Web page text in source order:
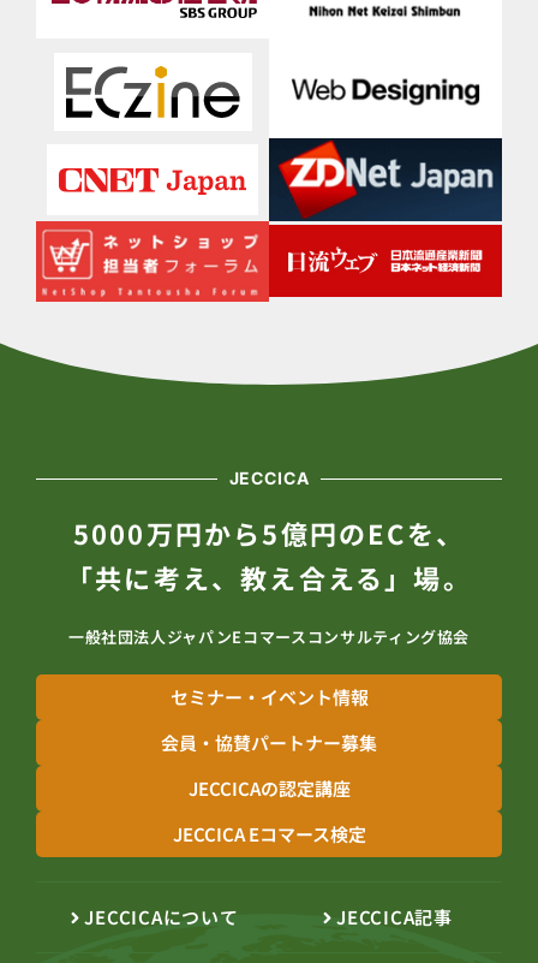
JECCICA
5000万円から5億円のECを、
「共に考え、教え合える」場。
一般社団法人ジャパンEコマースコンサルティング協会
セミナー・イベント情報
会員・協賛パートナー募集
JECCICAの認定講座
JECCICA Eコマース検定
JECCICAについて JECCICA記事